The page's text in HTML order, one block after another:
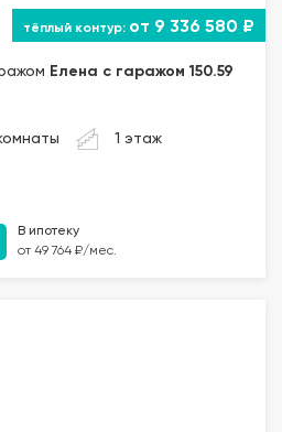
от 9 336 580 ₽
Елена с гаражом 150.59
1 этаж
В ипотеку
от 49 764 ₽/мес.